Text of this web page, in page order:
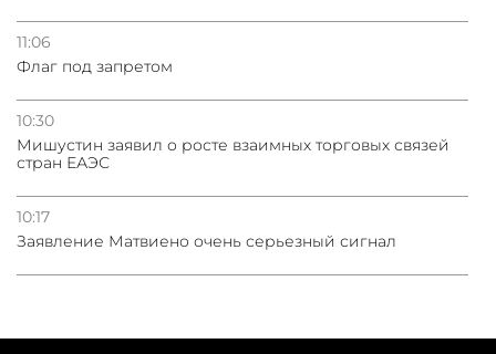
11:06
Флаг под запретом
10:30
Мишустин заявил о росте взаимных торговых связей
стран ЕАЭС
10:17
Заявление Матвиено очень серьезный сигнал